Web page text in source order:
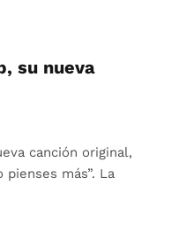
su nueva
canción original,
más”. La